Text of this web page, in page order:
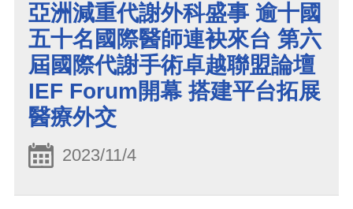
亞洲減重代謝外科盛事 逾十國
五十名國際醫師連袂來台 第六
屆國際代謝手術卓越聯盟論壇
IEF Forum開幕 搭建平台拓展
醫療外交
2023/11/4